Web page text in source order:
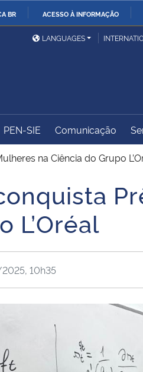
BR ACESSO À INFORMAÇÃO
Ministério das Relações
Exteriores
Controladoria-Geral da
Banco Central do Brasil
LANGUAGES
PEN-SIE Comunicação
na Ciência do Grupo
L’Oréal
10h35